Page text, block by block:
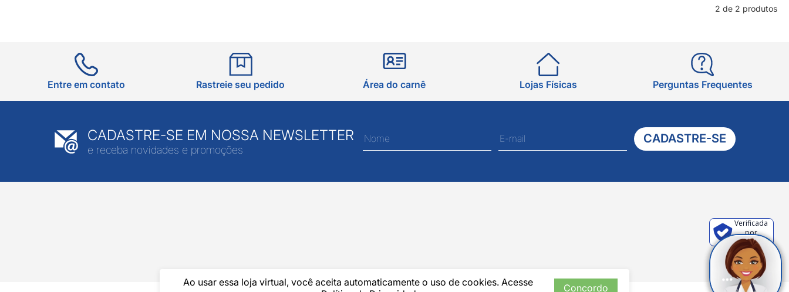
2 de 2 produtos
Ao usar essa loja virtual, você aceita automaticamente o uso de cookies. Acesse
Concordo
Entre em contato Rastreie seu pedido Área do carnê Lojas Físicas Perguntas Frequentes
CADASTRE-SE EM NOSSA NEWSLETTER
e receba novidades e promoções
CADASTRE-SE
Verificada
por